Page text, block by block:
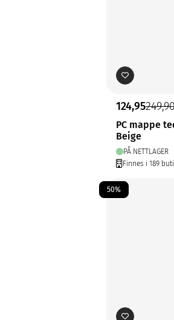
124,95
PC mappe
Beige
PÅ NETTLAGER
Finnes i 189
50%